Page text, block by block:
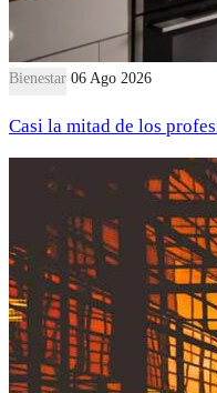
Bienestar 06 Ago 2026
Casi la mitad de los